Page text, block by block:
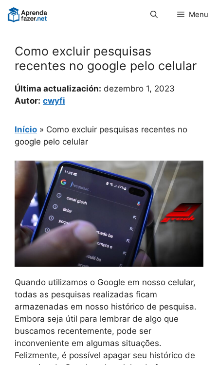
Pular
para
Menu
Como excluir pesquisas
recentes no google pelo celular
Última actualización: dezembro 1, 2023
Autor: cwyfi
Início » Como excluir pesquisas recentes no
google pelo celular
Quando utilizamos o Google em nosso celular,
todas as pesquisas realizadas ficam
armazenadas em nosso histórico de pesquisa.
Embora seja útil para lembrar de algo que
buscamos recentemente, pode ser
inconveniente em algumas situações.
Felizmente, é possível apagar seu histórico de